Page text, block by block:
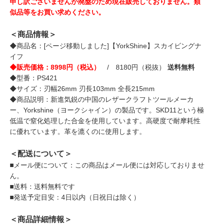
似品等をお買い求めください。
＜商品情報＞
◆商品名：[ページ移動しました]【YorkShine】スカイビングナ
イフ
◆販売価格：8998円（税込）
/ 8180円（税抜） 送料無料
◆型番：PS421
◆サイズ：刃幅26mm 刃長103mm 全長215mm
◆商品説明：新進気鋭の中国のレザークラフトツールメーカ
ー、Yorkshine（ヨークシャイン）の製品です。SKD11という極
低温で窒化処理した合金を使用しています。高硬度で耐摩耗性
に優れています。革を漉くのに使用します。
＜配送について＞
■メール便について：この商品はメール便には対応しておりませ
ん。
■送料：送料無料です
■発送予定目安：4日以内（日祝日は除く）
＜商品詳細情報＞